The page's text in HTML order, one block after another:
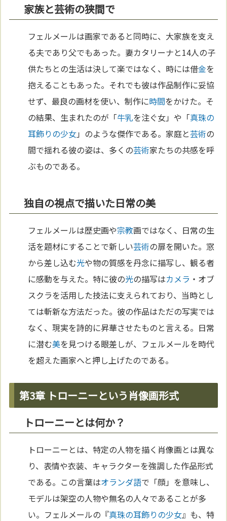
家族と芸術の狭間で
フェルメールは画家であると同時に、大家族を支え
る夫であり父でもあった。妻カタリーナと14人の子
供たちとの生活は決して楽ではなく、時には借金を
抱えることもあった。それでも彼は作品制作に妥協
せず、最良の画材を使い、制作に時間をかけた。そ
の結果、生まれたのが「牛乳を注ぐ女」や「真珠の
耳飾りの少女」のような傑作である。家庭と芸術の
間で揺れる彼の姿は、多くの芸術家たちの共感を呼
ぶものである。
独自の視点で描いた日常の美
フェルメールは歴史画や宗教画ではなく、日常の生
活を題材にすることで新しい芸術の扉を開いた。窓
から差し込む光や物の質感を丹念に描写し、観る者
に感動を与えた。特に彼の光の描写はカメラ ・オブ
スクラを活用した技法に支えられており、当時とし
ては斬新な方法だった。彼の作品はただの写実では
なく、現実を詩的に昇華させたものと言える。日常
に潜む美を見つける眼差しが、フェルメールを時代
を超えた画家へと押し上げたのである。
第3章 トローニーという肖像画形式
トローニーとは何か？
トローニーとは、特定の人物を描く肖像画とは異な
り、表情や衣装、キャラクターを強調した作品形式
である。この言葉はオランダ語で「顔」を意味し、
モデルは架空の人物や無名の人々であることが多
い。フェルメールの『真珠の耳飾りの少女』も、特